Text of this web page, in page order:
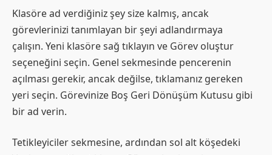
Klasöre ad verdiğiniz şey size kalmış, ancak
görevlerinizi tanımlayan bir şeyi adlandırmaya
çalışın. Yeni klasöre sağ tıklayın ve Görev oluştur
seçeneğini seçin. Genel sekmesinde pencerenin
açılması gerekir, ancak değilse, tıklamanız gereken
yeri seçin. Görevinize Boş Geri Dönüşüm Kutusu gibi
bir ad verin.
Tetikleyiciler sekmesine, ardından sol alt köşedeki